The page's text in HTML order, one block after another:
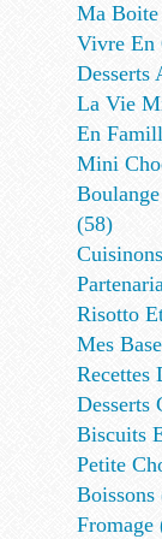
Ma
Vivre En
Desserts
La Vie
En
Mini
(58)
Risotto
Mes
Recettes
Desserts
Biscuits
Petite
Boissons
Fromage